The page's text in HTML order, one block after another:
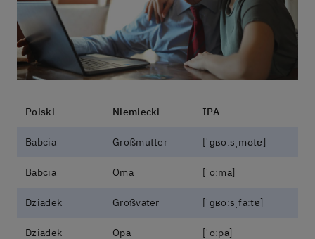
Polski Niemiecki IPA
Babcia Großmutter [ˈɡʁoːsˌmʊtɐ]
Babcia Oma [ˈoːma]
Dziadek Großvater [ˈɡʁoːsˌfaːtɐ]
Dziadek Opa [ˈoːpa]